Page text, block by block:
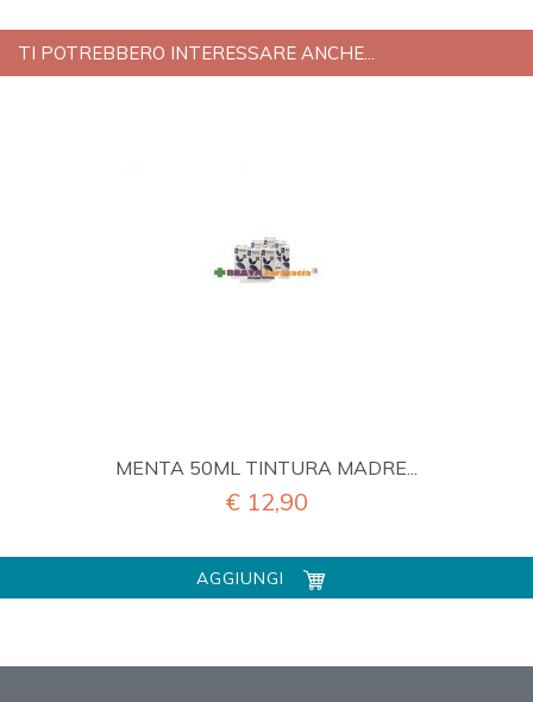
TI POTREBBERO INTERESSARE ANCHE...
MENTA 50ML TINTURA MADRE...
€ 12,90
AGGIUNGI